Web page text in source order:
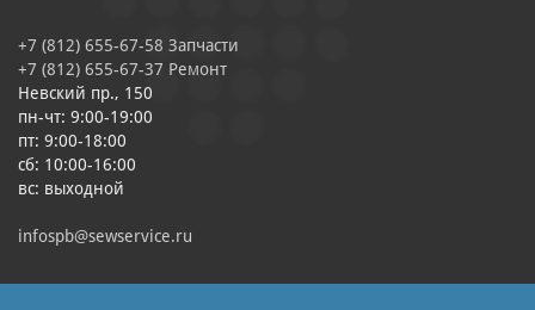
+7 (812) 655-67-58 Запчасти
+7 (812) 655-67-37 Ремонт
Невский пр., 150
пн-чт: 9:00-19:00
пт: 9:00-18:00
сб: 10:00-16:00
вс: выходной
infospb@sewservice.ru